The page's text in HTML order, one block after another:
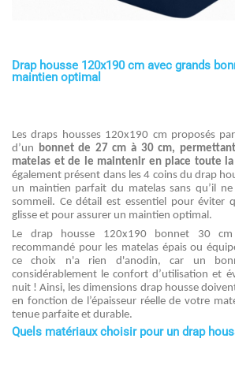
Drap housse 120x190 cm avec grands
maintien optimal
Les draps housses 120x190 cm proposés
d’un bonnet de 27 cm à 30 cm,
matelas et de le maintenir en place toute
également présent dans les 4 coins du drap
un maintien parfait du matelas sans qu’il
sommeil. Ce détail est essentiel pour éviter
glisse et pour assurer un maintien optimal.
Le drap housse 120x190 bonnet 30 cm
recommandé pour les matelas épais ou
ce choix n'a rien d'anodin, car un
considérablement le confort d’utilisation et
nuit ! Ainsi, les dimensions drap housse
en fonction de l’épaisseur réelle de votre
tenue parfaite et durable.
Quels matériaux choisir pour un drap